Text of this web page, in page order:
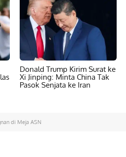
Donald Trump Kirim Surat ke
Xi Jinping: Minta China Tak
Pasok Senjata ke Iran
di Meja ASN